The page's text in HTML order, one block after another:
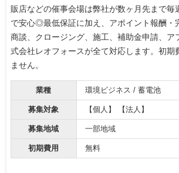
販店などの催事会場は弊社が数ヶ月先まで毎
で安心◎最低保証に加え、アポイント報酬・
商談、クロージング、施工、補助金申請、ア
式会社レオフォースが全て対応します。初期
ません。
業種 環境ビジネス / 蓄電池
募集対象 【個人】 【法人】
募集地域 一部地域
初期費用 無料